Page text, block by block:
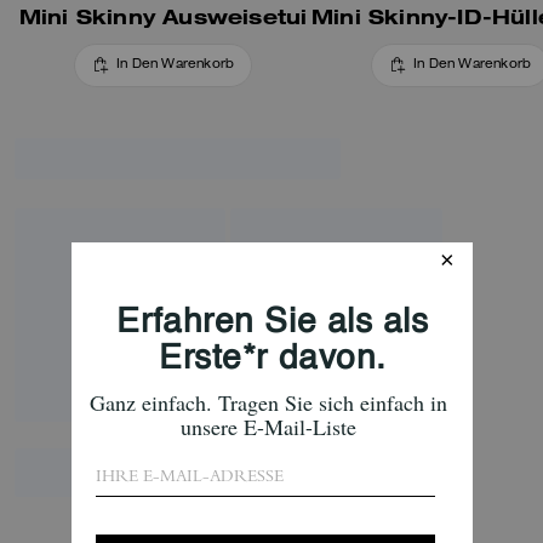
Mini Skinny Ausweisetui
In Den Warenkorb In Den Warenkorb